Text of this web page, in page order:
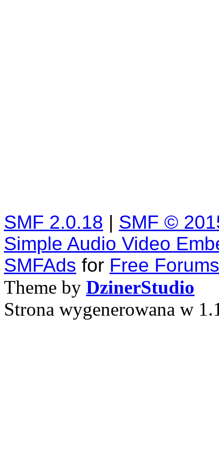
SMF 2.0.18 | SMF ©
Simple Audio Video
SMFAds for Free Forums
Theme by DzinerStudio
Strona wygenerowana w